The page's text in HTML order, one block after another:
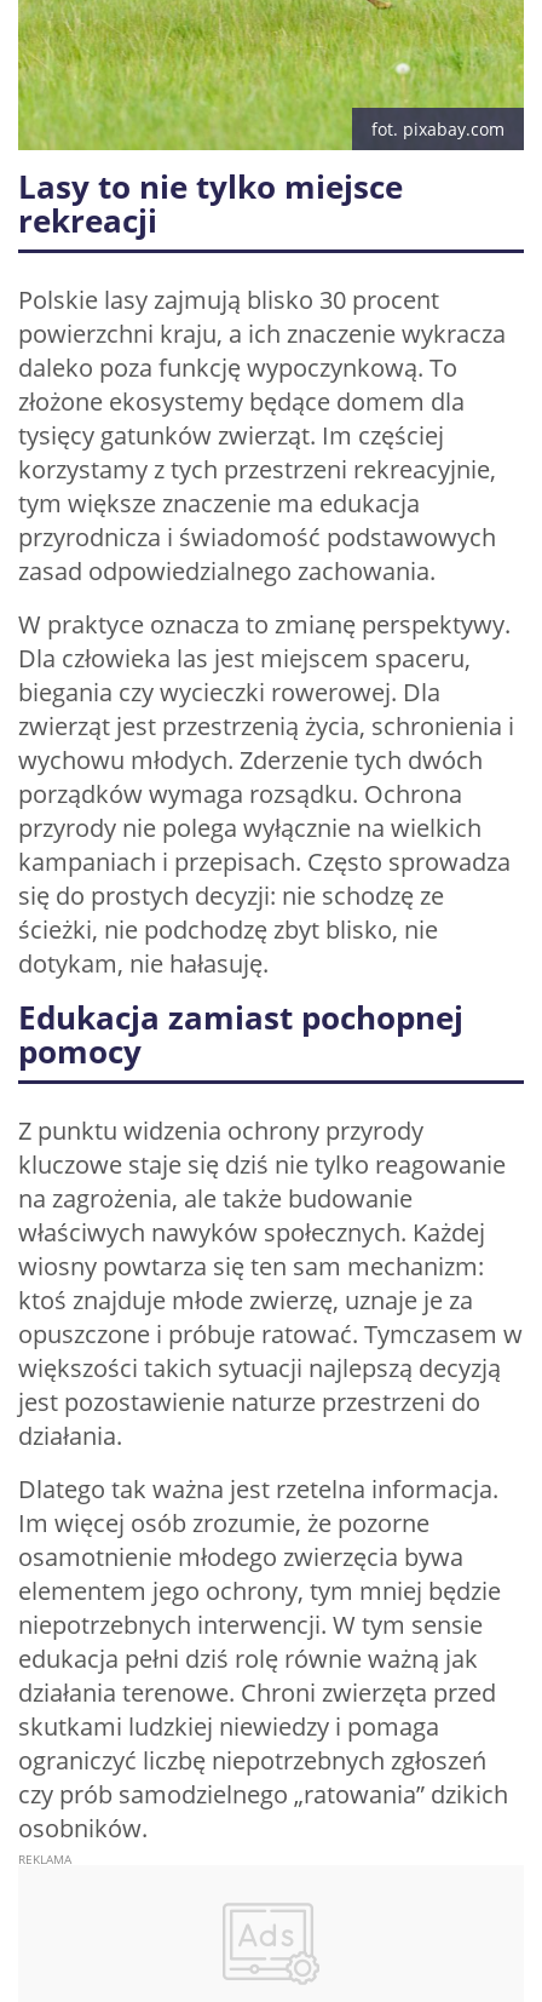
fot. pixabay.com
Lasy to nie tylko miejsce
rekreacji
Polskie lasy zajmują blisko 30 procent
powierzchni kraju, a ich znaczenie wykracza
daleko poza funkcję wypoczynkową. To
złożone ekosystemy będące domem dla
tysięcy gatunków zwierząt. Im częściej
korzystamy z tych przestrzeni rekreacyjnie,
tym większe znaczenie ma edukacja
przyrodnicza i świadomość podstawowych
zasad odpowiedzialnego zachowania.
W praktyce oznacza to zmianę perspektywy.
Dla człowieka las jest miejscem spaceru,
biegania czy wycieczki rowerowej. Dla
zwierząt jest przestrzenią życia, schronienia i
wychowu młodych. Zderzenie tych dwóch
porządków wymaga rozsądku. Ochrona
przyrody nie polega wyłącznie na wielkich
kampaniach i przepisach. Często sprowadza
się do prostych decyzji: nie schodzę ze
ścieżki, nie podchodzę zbyt blisko, nie
dotykam, nie hałasuję.
Edukacja zamiast pochopnej
pomocy
Z punktu widzenia ochrony przyrody
kluczowe staje się dziś nie tylko reagowanie
na zagrożenia, ale także budowanie
właściwych nawyków społecznych. Każdej
wiosny powtarza się ten sam mechanizm:
ktoś znajduje młode zwierzę, uznaje je za
opuszczone i próbuje ratować. Tymczasem w
większości takich sytuacji najlepszą decyzją
jest pozostawienie naturze przestrzeni do
działania.
Dlatego tak ważna jest rzetelna informacja.
Im więcej osób zrozumie, że pozorne
osamotnienie młodego zwierzęcia bywa
elementem jego ochrony, tym mniej będzie
niepotrzebnych interwencji. W tym sensie
edukacja pełni dziś rolę równie ważną jak
działania terenowe. Chroni zwierzęta przed
skutkami ludzkiej niewiedzy i pomaga
ograniczyć liczbę niepotrzebnych zgłoszeń
czy prób samodzielnego „ratowania” dzikich
osobników.